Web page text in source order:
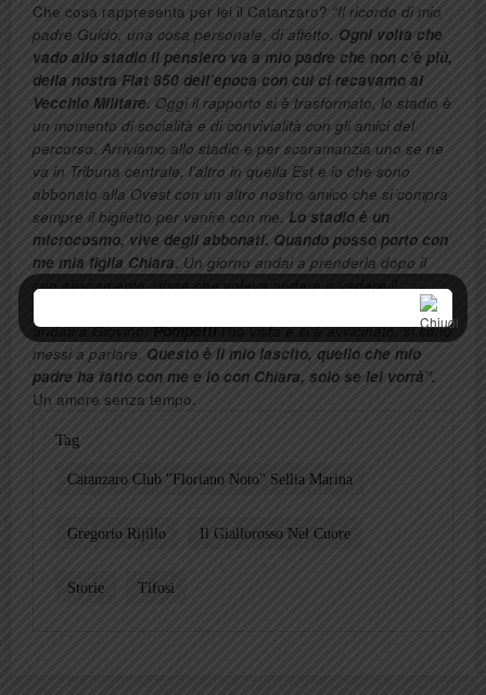
Che cosa rappresenta per lei il Catanzaro? “Il ricordo di mio
padre Guido, una cosa personale, di affetto. Ogni volta che
vado allo stadio il pensiero va a mio padre che non c’è più,
della nostra Fiat 850 dell’epoca con cui ci recavamo al
Vecchio Militare. Oggi il rapporto si è trasformato, lo stadio è
un momento di socialità e di convivialità con gli amici del
percorso. Arriviamo allo stadio e per scaramanzia uno se ne
va in Tribuna centrale, l’altro in quella Est e io che sono
abbonato alla Ovest con un altro nostro amico che si compra
sempre il biglietto per venire con me. Lo stadio è un
microcosmo, vive degli abbonati. Quando posso porto con
me mia figlia Chiara. Un giorno andai a prenderla dopo il
suo allenamento, disse che voleva andare a vedere il
andati a Giovino:Pompettil’ha vista e si è avvicinato, si sono
messi a parlare. Questo è il mio lascito, quello che mio
padre ha fatto con me e io con Chiara, solo se lei vorrà”.
Un amore senza tempo.
Tag
Catanzaro Club "Floriano Noto" Sellia Marina
Gregorio Rijillo Il Giallorosso Nel Cuore
Storie Tifosi